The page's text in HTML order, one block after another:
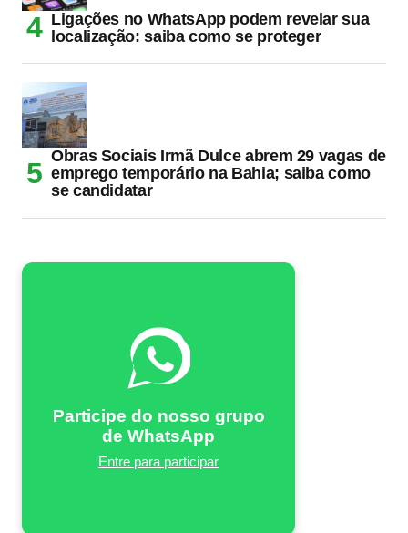
Ligações no WhatsApp podem revelar sua
localização: saiba como se proteger
Obras Sociais Irmã Dulce abrem 29 vagas de
emprego temporário na Bahia; saiba como
se candidatar
Participe do nosso grupo
de WhatsApp
Entre para participar